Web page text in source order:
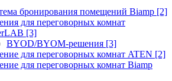
бронирования помещений Biamp [2]
для переговорных комнат
[3]
BYOD/BYOM-решения [3]
для переговорных комнат ATEN [2]
для переговорных комнат Biamp